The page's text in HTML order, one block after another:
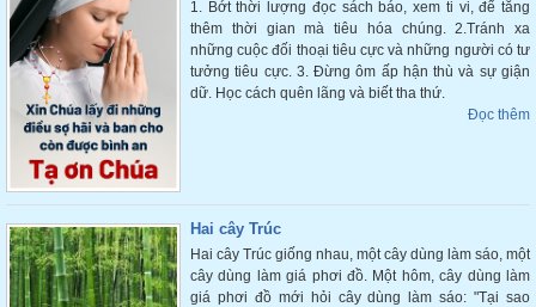
1. Bớt thời lượng đọc sách báo, xem ti vi, để tăng
thêm thời gian mà tiêu hóa chúng. 2.Tránh xa
những cuộc đối thoại tiêu cực và những người có tư
tưởng tiêu cực. 3. Đừng ôm ấp hận thù và sự giận
dữ. Học cách quên lãng và biết tha thứ.
Đọc thêm
Hai cây Trúc
Hai cây Trúc giống nhau, một cây dùng làm sáo, một
cây dùng làm giá phơi đồ. Một hôm, cây dùng làm
giá phơi đồ mới hỏi cây dùng làm sáo: "Tại sao